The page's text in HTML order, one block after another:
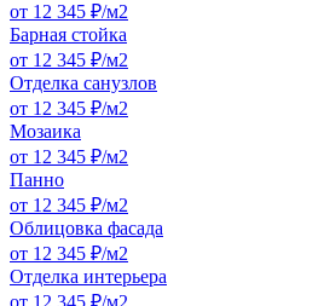
от 12 345 ₽/м2
Барная стойка
от 12 345 ₽/м2
Отделка санузлов
от 12 345 ₽/м2
Мозаика
от 12 345 ₽/м2
Панно
от 12 345 ₽/м2
Облицовка фасада
от 12 345 ₽/м2
Отделка интерьера
от 12 345 ₽/м2